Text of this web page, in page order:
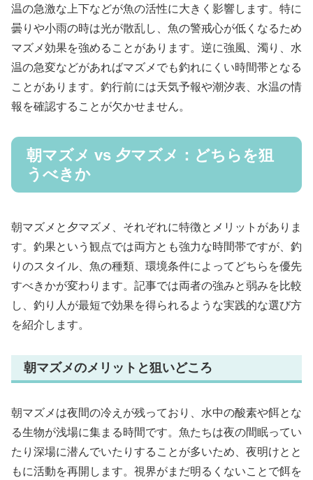
温の急激な上下などが魚の活性に大きく影響します。特に
曇りや小雨の時は光が散乱し、魚の警戒心が低くなるため
マズメ効果を強めることがあります。逆に強風、濁り、水
温の急変などがあればマズメでも釣れにくい時間帯となる
ことがあります。釣行前には天気予報や潮汐表、水温の情
報を確認することが欠かせません。
朝マズメ vs 夕マズメ：どちらを狙
うべきか
朝マズメと夕マズメ、それぞれに特徴とメリットがありま
す。釣果という観点では両方とも強力な時間帯ですが、釣
りのスタイル、魚の種類、環境条件によってどちらを優先
すべきかが変わります。記事では両者の強みと弱みを比較
し、釣り人が最短で効果を得られるような実践的な選び方
を紹介します。
朝マズメのメリットと狙いどころ
朝マズメは夜間の冷えが残っており、水中の酸素や餌とな
る生物が浅場に集まる時間です。魚たちは夜の間眠ってい
たり深場に潜んでいたりすることが多いため、夜明けとと
もに活動を再開します。視界がまだ明るくないことで餌を